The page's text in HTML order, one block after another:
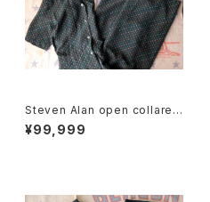
Steven Alan open collared
Jumpsuit "green"
¥99,999